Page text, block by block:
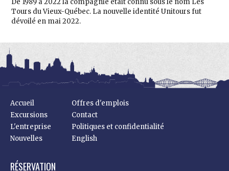
Tours du Vieux-Québec. La nouvelle identité Unitours fut
dévoilé en mai 2022.
Accueil
Excursions
L'entreprise
Nouvelles
Offres d'emplois
Contact
Politiques et confidentialité
English
RÉSERVATION